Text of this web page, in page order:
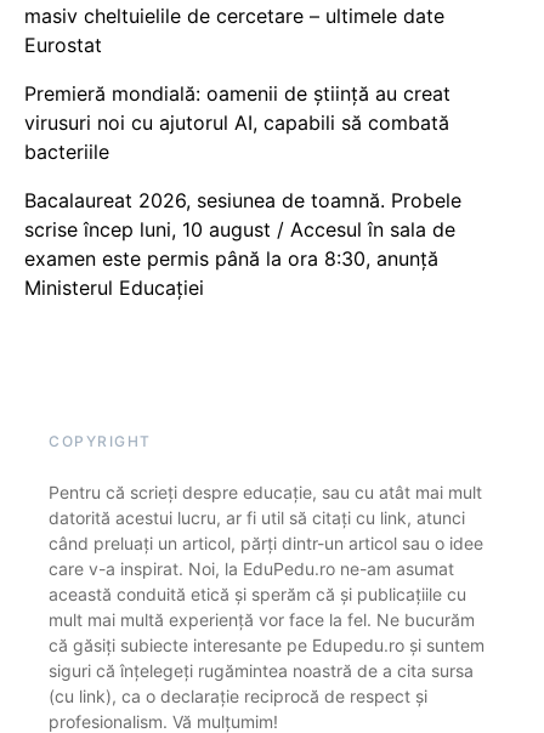
masiv cheltuielile de cercetare – ultimele date
Eurostat
Premieră mondială: oamenii de știință au creat
virusuri noi cu ajutorul AI, capabili să combată
bacteriile
Bacalaureat 2026, sesiunea de toamnă. Probele
scrise încep luni, 10 august / Accesul în sala de
examen este permis până la ora 8:30, anunță
Ministerul Educației
COPYRIGHT
Pentru că scrieți despre educație, sau cu atât mai mult
datorită acestui lucru, ar fi util să citați cu link, atunci
când preluați un articol, părți dintr-un articol sau o idee
care v-a inspirat. Noi, la EduPedu.ro ne-am asumat
această conduită etică și sperăm că și publicațiile cu
mult mai multă experiență vor face la fel. Ne bucurăm
că găsiți subiecte interesante pe Edupedu.ro și suntem
siguri că înțelegeți rugămintea noastră de a cita sursa
(cu link), ca o declarație reciprocă de respect și
profesionalism. Vă mulțumim!